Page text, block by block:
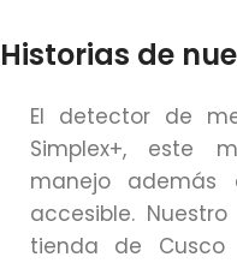
Historias de
El detector de
Simplex+, este
manejo
accesible.
tienda de